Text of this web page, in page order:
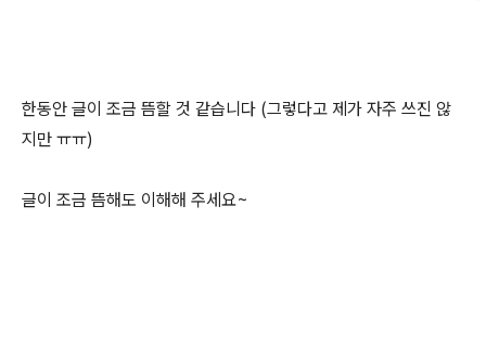
한동안 글이 조금 뜸할 것 같습니다 (그렇다고 제가 자주 쓰진 않
지만 ㅠㅠ)
글이 조금 뜸해도 이해해 주세요~